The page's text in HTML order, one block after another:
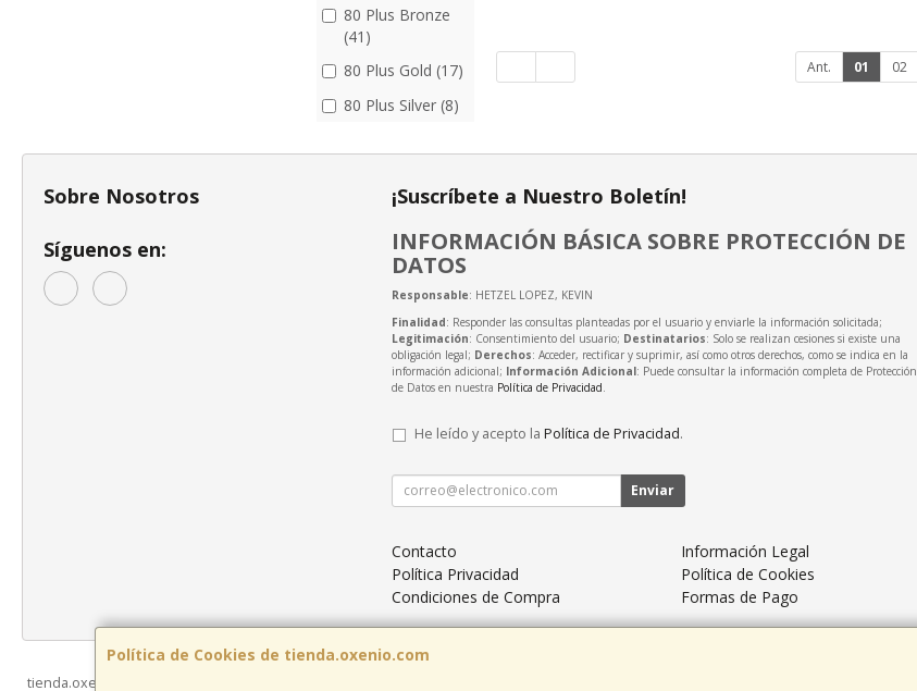
80 Plus Bronze
(41)
80 Plus Gold (17)
80 Plus Silver (8)
Ant. 01 02
Política de Cookies de tienda.oxenio.com
Sobre Nosotros
Síguenos en:
¡Suscríbete a Nuestro Boletín!
INFORMACIÓN BÁSICA SOBRE PROTECCIÓN DE
DATOS
Responsable: HETZEL LOPEZ, KEVIN
Finalidad: Responder las consultas planteadas por el usuario y enviarle la información solicitada;
Legitimación: Consentimiento del usuario; Destinatarios: Solo se realizan cesiones si existe una
obligación legal; Derechos: Acceder, rectificar y suprimir, así como otros derechos, como se indica en la
información adicional; Información Adicional: Puede consultar la información completa de Protección
de Datos en nuestra Política de Privacidad
He leído y acepto la Política de Privacidad.
Enviar
Contacto
Información Legal
Política Privacidad
Política de Cookies
Condiciones de Compra
Formas de Pago
tienda.oxenio.com © 2026